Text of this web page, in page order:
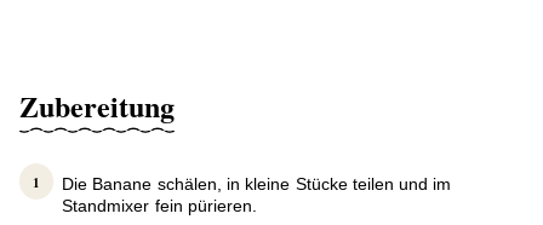
Zubereitung
Die Banane schälen, in kleine Stücke teilen und im
Standmixer fein pürieren.